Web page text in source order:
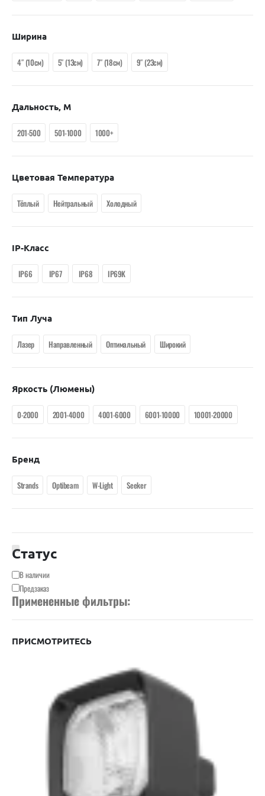
Ширина
4″ (10см) 5″ (13см) 7″ (18см) 9″ (23см)
Дальность, М
201-500 501-1000 1000+
Цветовая Температура
Тёплый Нейтральный Холодный
IP-Класс
IP66 IP67 IP68 IP69K
Тип Луча
Лазер Направленный Оптимальный Широкий
Яркость (люмены)
0-2000 2001-4000 4001-6000 6001-10000 10001-20000
Бренд
Strands Optibeam W-Light Seeker
Статус
Доступность
В наличии
Предзаказ
Примененные фильтры:
ПРИСМОТРИТЕСЬ